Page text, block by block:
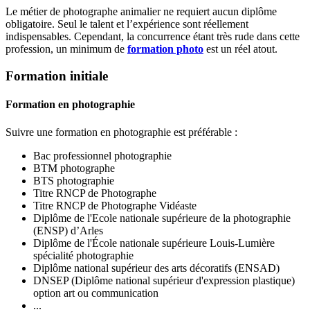
Le métier de photographe animalier ne requiert aucun diplôme
obligatoire. Seul le talent et l’expérience sont réellement
indispensables. Cependant, la concurrence étant très rude dans cette
profession, un minimum de formation photo est un réel atout.
Formation initiale
Formation en photographie
Suivre une formation en photographie est préférable :
Bac professionnel photographie
BTM photographe
BTS photographie
Titre RNCP de Photographe
Titre RNCP de Photographe Vidéaste
Diplôme de l'Ecole nationale supérieure de la photographie
(ENSP) d’Arles
Diplôme de l'École nationale supérieure Louis-Lumière
spécialité photographie
Diplôme national supérieur des arts décoratifs (ENSAD)
DNSEP (Diplôme national supérieur d'expression plastique)
option art ou communication
...